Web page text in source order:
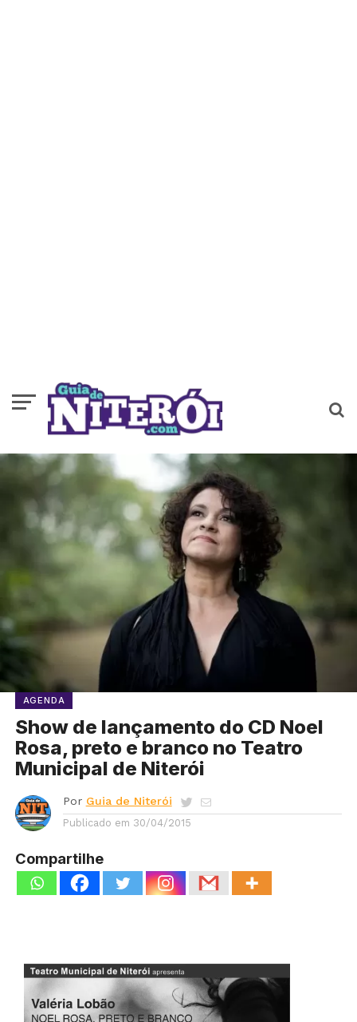
AGENDA
Show de lançamento do CD Noel
Rosa, preto e branco no Teatro
Municipal de Niterói
Por Guia de Niterói
Publicado em 30/04/2015
Compartilhe